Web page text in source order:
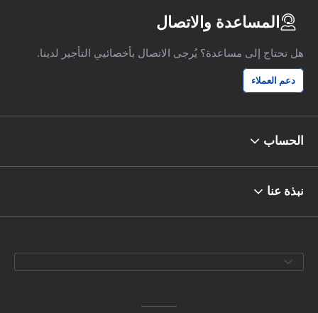
المساعدة والاتصال
هل تحتاج إلى مساعدة؟ يُرجى الاتصال بأخصائيي التأجير لدينا.
دعم العملاء
الحساب
نبذة عنا